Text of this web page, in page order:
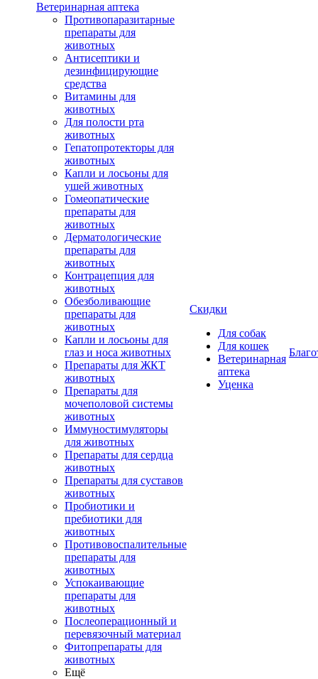
Ветеринарная аптека
Противопаразитарные
препараты для
животных
Антисептики и
дезинфицирующие
средства
Витамины для
животных
Для полости рта
животных
Гепатопротекторы для
животных
Капли и лосьоны для
ушей животных
Гомеопатические
препараты для
животных
Дерматологические
препараты для
животных
Контрацепция для
животных
Обезболивающие
препараты для
животных
Капли и лосьоны для
глаз и носа животных
Препараты для ЖКТ
животных
Препараты для
мочеполовой системы
животных
Иммуностимуляторы
для животных
Препараты для сердца
животных
Препараты для суставов
животных
Пробиотики и
пребиотики для
животных
Противовоспалительные
препараты для
животных
Успокаивающие
препараты для
животных
Послеоперационный и
перевязочный материал
Фитопрепараты для
животных
Ещё
Скидки
Для собак
Для кошек
Ветеринарная
аптека
Уценка